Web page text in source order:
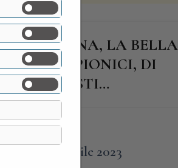
LA BELLA
OLIMPIONICI, DI
E REGISTI…
16 Aprile 2023